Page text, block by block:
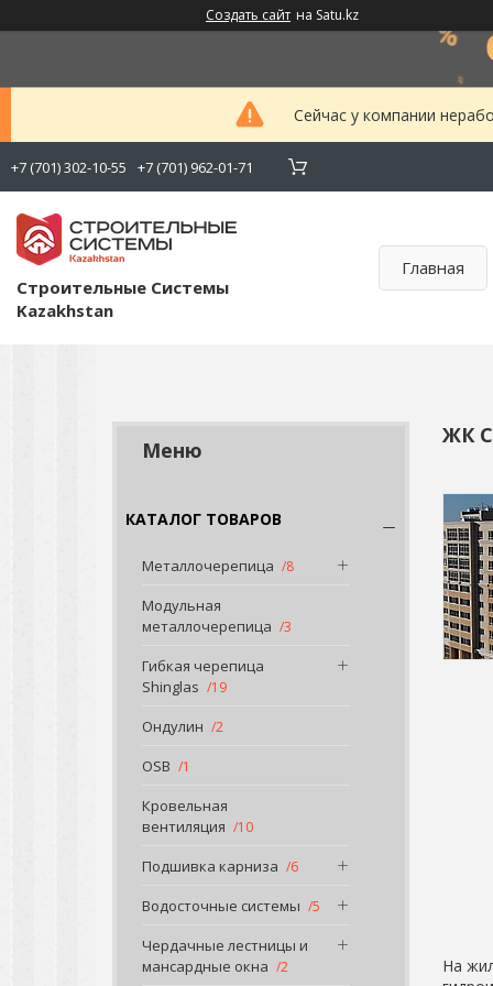
Создать сайт на Satu.kz
Сейчас у компании
+7 (701) 302-10-55 +7 (701) 962-01-71
Строительные Системы
Kazakhstan
Главная
КАТАЛОГ ТОВАРОВ
Металлочерепица 8
Модульная
металлочерепица
3
Гибкая черепица
Shinglas
19
Ондулин 2
OSB 1
Кровельная
вентиляция
10
Подшивка карниза 6
Водосточные системы 5
Чердачные лестницы и
мансардные окна
2
ЖК
На